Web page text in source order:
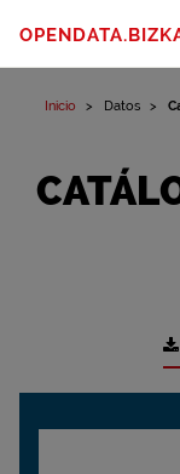
Inicio Datos